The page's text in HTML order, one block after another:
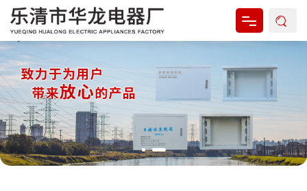
网站首页
关于我们
产品中心
新闻资讯